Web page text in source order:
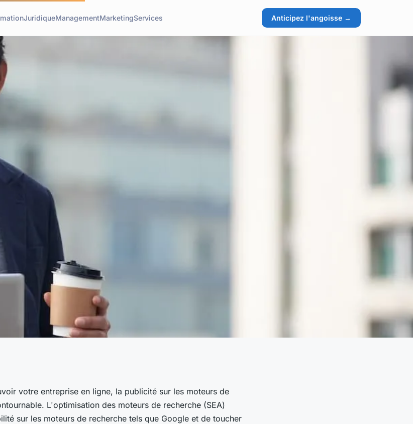
JuridiqueManagementMarketingServices Anticipez l'angoisse →
agence
votre entreprise en ligne, la publicité sur les moteurs de
L'optimisation des moteurs de recherche (SEA)
sur les moteurs de recherche tels que Google et de toucher